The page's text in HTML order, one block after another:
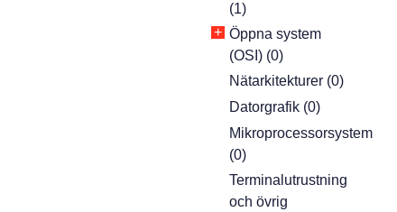
(1)
+ Öppna system
(OSI) (0)
Nätarkitekturer (0)
Datorgrafik (0)
Mikroprocessorsystem
(0)
Terminalutrustning
och övrig